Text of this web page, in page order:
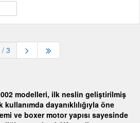
/ 3
modelleri, ilk neslin geliştirilmiş
dayanıklılığıyla öne
ve boxer motor yapısı sayesinde